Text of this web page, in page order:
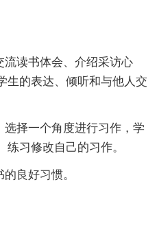
流读书体会、介绍采访心
生的表达、倾听和与他人交
择一个角度进行习作，学
习修改自己的习作。
良好习惯。